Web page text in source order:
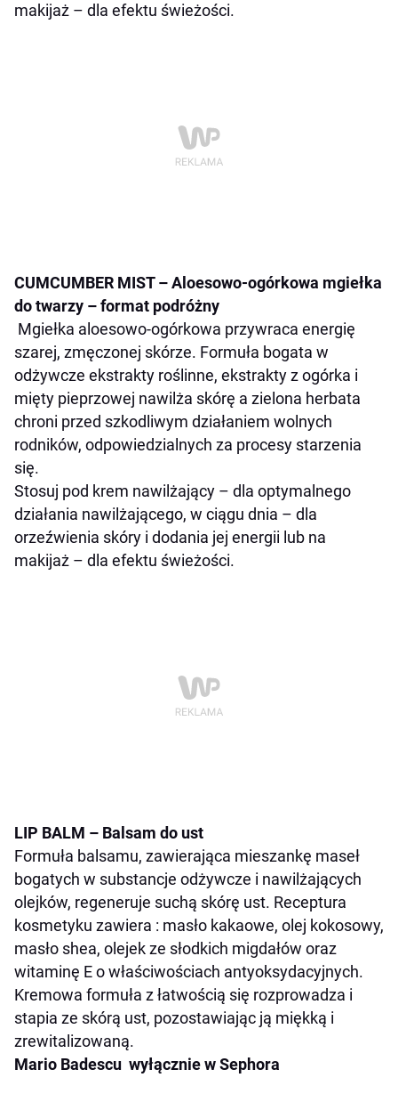
makijaż – dla efektu świeżości.
CUMCUMBER MIST –Aloesowo-ogórkowa mgiełka
do twarzy – format podróżny
Mgiełka aloesowo-ogórkowa przywraca energię
szarej, zmęczonej skórze. Formuła bogata w
odżywcze ekstrakty roślinne, ekstrakty z ogórka i
mięty pieprzowej nawilża skórę a zielona herbata
chroni przed szkodliwym działaniem wolnych
rodników, odpowiedzialnych za procesy starzenia
się.
Stosuj pod krem nawilżający – dla optymalnego
działania nawilżającego, w ciągu dnia – dla
orzeźwienia skóry i dodania jej energii lub na
makijaż – dla efektu świeżości.
LIP BALM – Balsam do ust
Formuła balsamu, zawierająca mieszankę maseł
bogatych w substancje odżywcze i nawilżających
olejków, regeneruje suchą skórę ust. Receptura
kosmetyku zawiera : masło kakaowe, olej kokosowy,
masło shea, olejek ze słodkich migdałów oraz
witaminę E o właściwościach antyoksydacyjnych.
Kremowa formuła z łatwością się rozprowadza i
stapia ze skórą ust, pozostawiając ją miękką i
zrewitalizowaną.
Mario Badescu wyłącznie w Sephora